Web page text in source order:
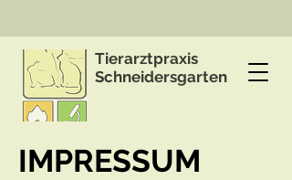
Tierarztpraxis
Schneidersgarten
IMPRESSUM